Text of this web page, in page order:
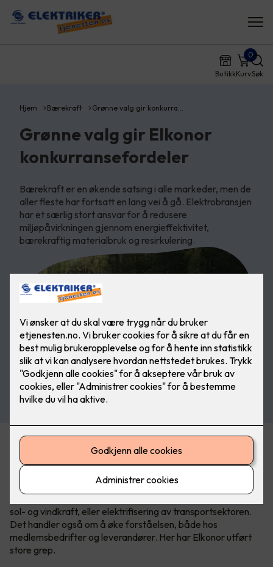
ButikkKurv
0
Søk
Hjem Bærekraft Grønne valg gir konkurra…
Grønne valg gir Elkonor
konkurransefordeler
Bærekraft er en økende satsing i alle markeder, men de
aller fleste har fortsatt en lang vei å gå. Elektrobransjen
har et særlig stort ansvar for å redusere
miljøpåvirkningen gjennom energieffektivitet,
bærekraftig materialbruk og resirkulering.
– Bærekraft er mer enn miljø og klima
Elektriske produkter og løsninger spiller en nøkkelrolle i
overgangen til et lavutslippssamfunn, enten det gjelder
energieffektive apparater, fornybar energiproduksjon som
sol- og vindkraft, eller elektrifisering av transportsektoren.
Det handler også om å øke forståelsen, både hos
medlemsbedrifter og leverandører. Her har Elkonor utført
store grep.